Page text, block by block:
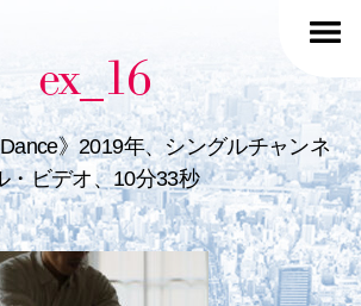
ex_16
》2019年、シングルチャンネ
・ビデオ、10分33秒